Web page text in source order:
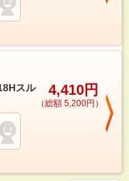
スル
4,410円
（総額 5,200円）